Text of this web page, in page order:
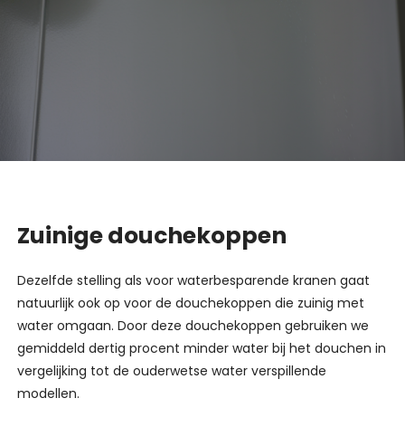
Zuinige douchekoppen
Dezelfde stelling als voor waterbesparende kranen gaat
natuurlijk ook op voor de douchekoppen die zuinig met
water omgaan. Door deze douchekoppen gebruiken we
gemiddeld dertig procent minder water bij het douchen in
vergelijking tot de ouderwetse water verspillende
modellen.